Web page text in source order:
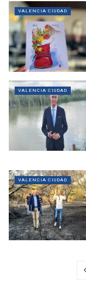
VALENCIA CIUDAD
VALENCIA CIUDAD
VALENCIA CIUDAD